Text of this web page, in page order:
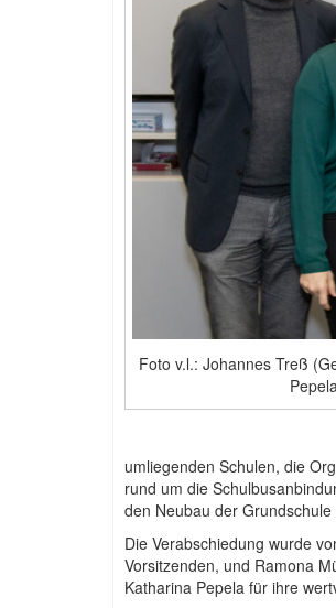
Foto v.l.: Johannes Treß
umliegenden Schulen, die
rund um die
den Neubau der
Die Verabschiedung wurde
Vorsitzenden, und Ramona
Katharina Pepela für ihre